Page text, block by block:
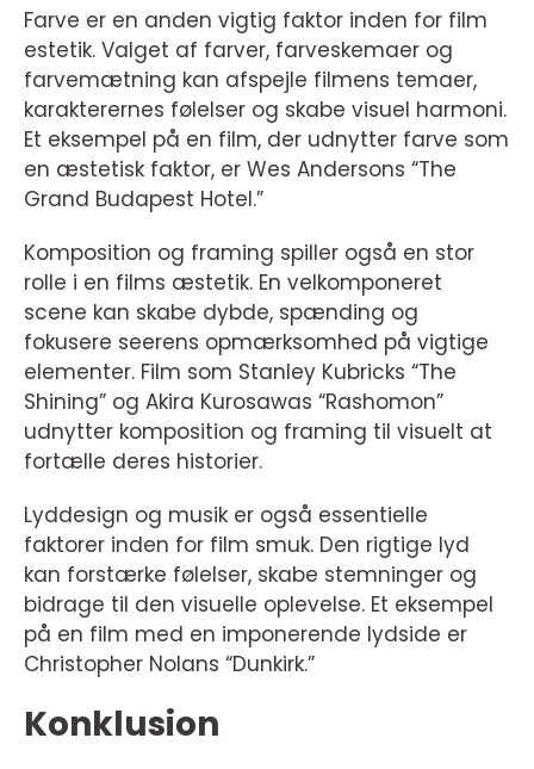
Farve er en anden vigtig faktor inden for film
estetik. Valget af farver, farveskemaer og
farvemætning kan afspejle filmens temaer,
karakterernes følelser og skabe visuel harmoni.
Et eksempel på en film, der udnytter farve som
en æstetisk faktor, er Wes Andersons “The
Grand Budapest Hotel.”
Komposition og framing spiller også en stor
rolle i en films æstetik. En velkomponeret
scene kan skabe dybde, spænding og
fokusere seerens opmærksomhed på vigtige
elementer. Film som Stanley Kubricks “The
Shining” og Akira Kurosawas “Rashomon”
udnytter komposition og framing til visuelt at
fortælle deres historier.
Lyddesign og musik er også essentielle
faktorer inden for film smuk. Den rigtige lyd
kan forstærke følelser, skabe stemninger og
bidrage til den visuelle oplevelse. Et eksempel
på en film med en imponerende lydside er
Christopher Nolans “Dunkirk.”
Konklusion